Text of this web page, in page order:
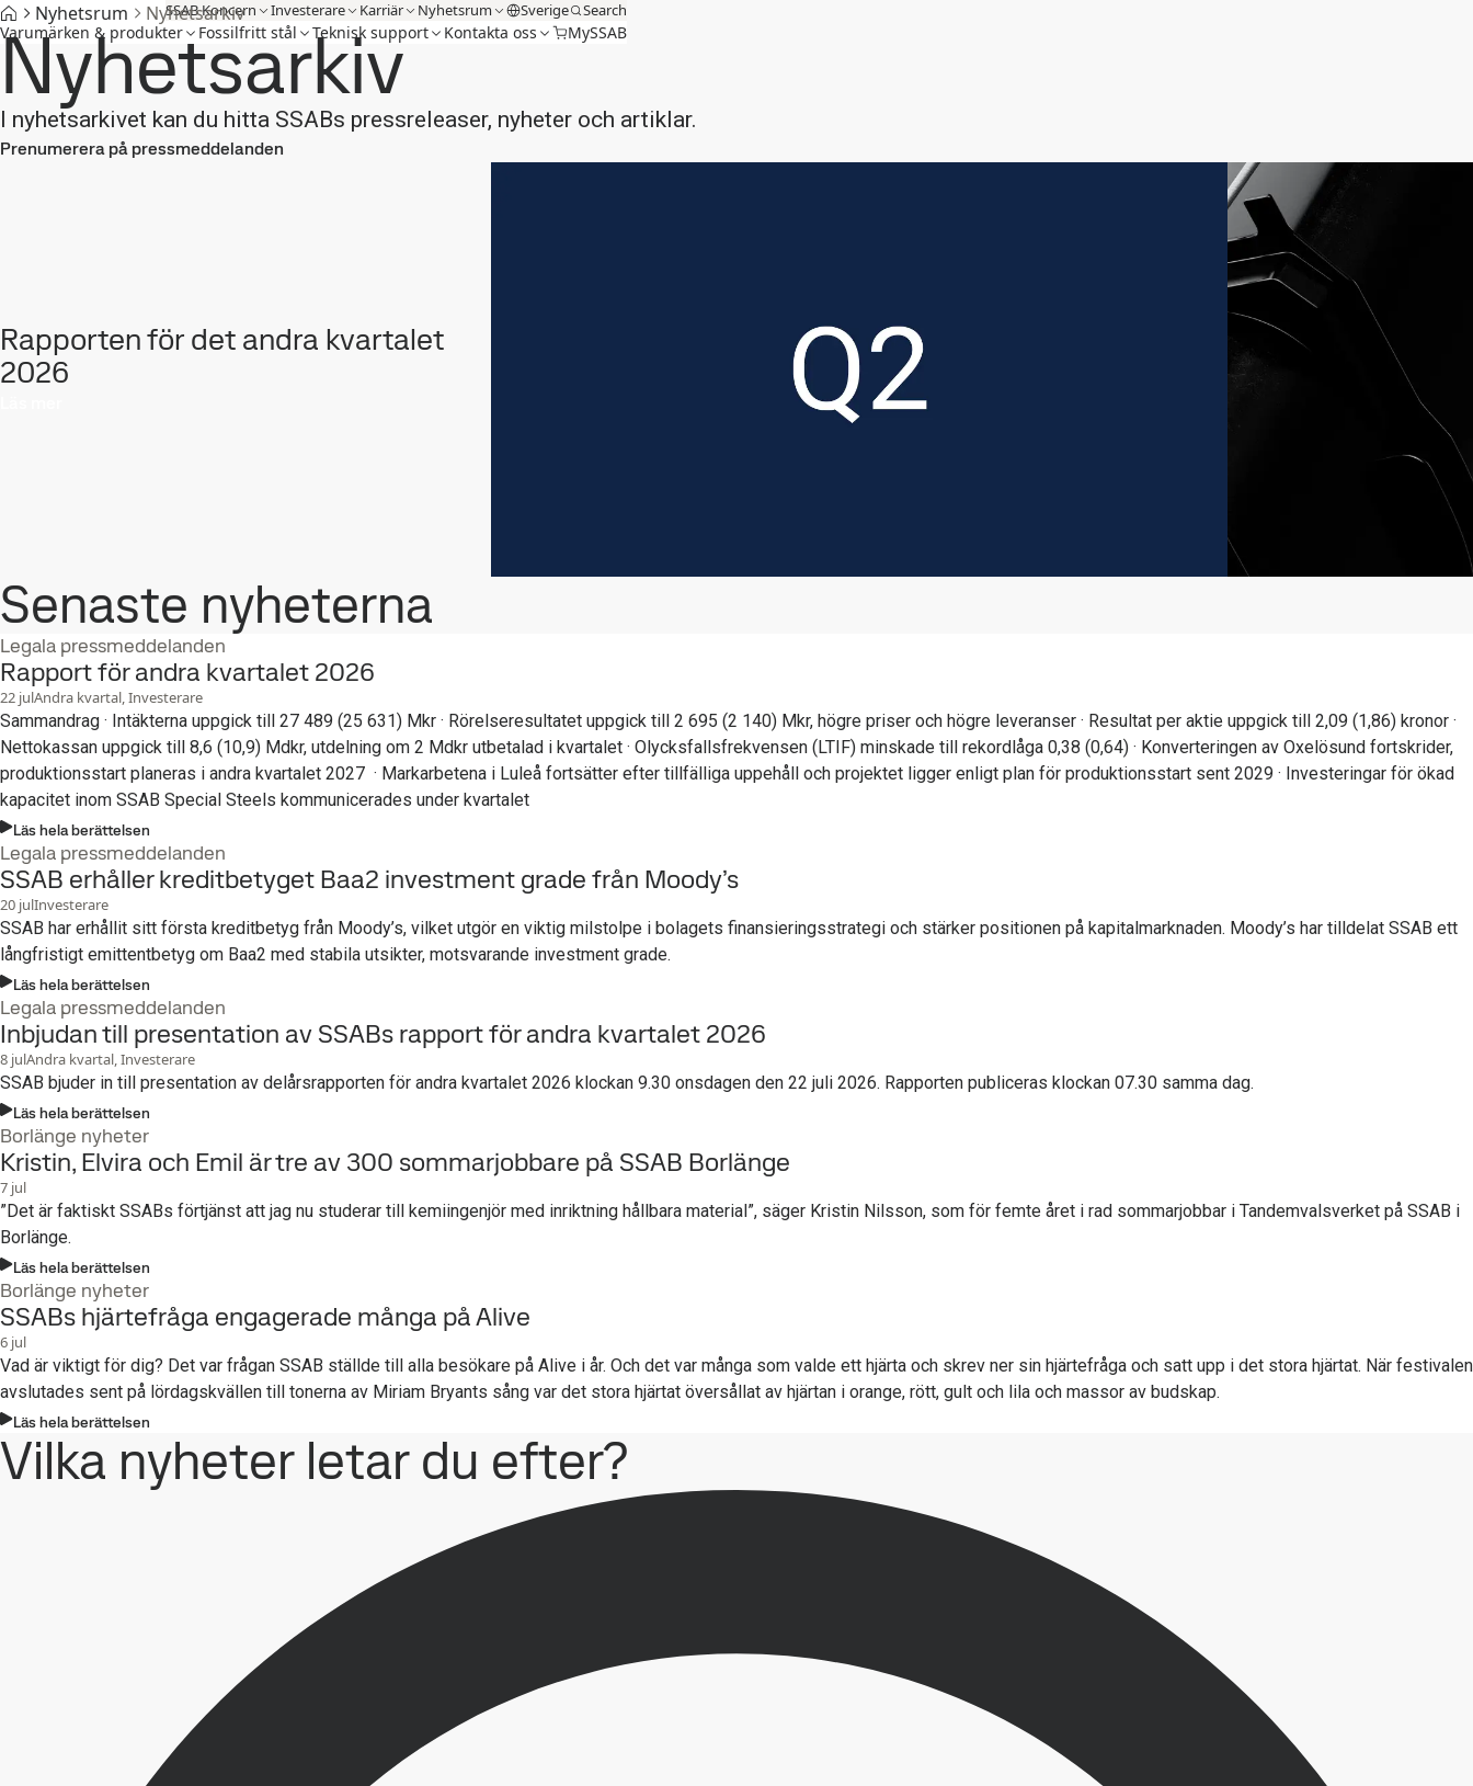
SSAB Koncern Investerare Karriär Nyhetsrum Sverige Search
Varumärken & produkter Fossilfritt stål Teknisk support Kontakta oss MySSAB
Nyhetsrum Nyhetsarkiv
Nyhetsarkiv
I nyhetsarkivet kan du hitta SSABs pressreleaser, nyheter och artiklar.
Prenumerera på pressmeddelanden
Rapporten för det andra kvartalet
2026
Senaste nyheterna
Legala pressmeddelanden
Rapport för andra kvartalet 2026
22 julAndra kvartal, Investerare
Sammandrag · Intäkterna uppgick till 27 489 (25 631) Mkr · Rörelseresultatet uppgick till 2 695 (2 140) Mkr, högre priser och högre leveranser · Resultat per aktie uppgick till 2,09 (1,86) kronor ·
Nettokassan uppgick till 8,6 (10,9) Mdkr, utdelning om 2 Mdkr utbetalad i kvartalet · Olycksfallsfrekvensen (LTIF) minskade till rekordlåga 0,38 (0,64) · Konverteringen av Oxelösund fortskrider,
produktionsstart planeras i andra kvartalet 2027 · Markarbetena i Luleå fortsätter efter tillfälliga uppehåll och projektet ligger enligt plan för produktionsstart sent 2029 · Investeringar för ökad
kapacitet inom SSAB Special Steels kommunicerades under kvartalet
Läs hela berättelsen
Legala pressmeddelanden
SSAB erhåller kreditbetyget Baa2 investment grade från Moody’s
20 julInvesterare
SSAB har erhållit sitt första kreditbetyg från Moody’s, vilket utgör en viktig milstolpe i bolagets finansieringsstrategi och stärker positionen på kapitalmarknaden. Moody’s har tilldelat SSAB ett
långfristigt emittentbetyg om Baa2 med stabila utsikter, motsvarande investment grade.
Läs hela berättelsen
Legala pressmeddelanden
Inbjudan till presentation av SSABs rapport för andra kvartalet 2026
8 julAndra kvartal, Investerare
SSAB bjuder in till presentation av delårsrapporten för andra kvartalet 2026 klockan 9.30 onsdagen den 22 juli 2026. Rapporten publiceras klockan 07.30 samma dag.
Läs hela berättelsen
Borlänge nyheter
Kristin, Elvira och Emil är tre av 300 sommarjobbare på SSAB Borlänge
7 jul
”Det är faktiskt SSABs förtjänst att jag nu studerar till kemiingenjör med inriktning hållbara material”, säger Kristin Nilsson, som för femte året i rad sommarjobbar i Tandemvalsverket på SSAB i
Borlänge.
Läs hela berättelsen
Borlänge nyheter
SSABs hjärtefråga engagerade många på Alive
6 jul
Vad är viktigt för dig? Det var frågan SSAB ställde till alla besökare på Alive i år. Och det var många som valde ett hjärta och skrev ner sin hjärtefråga och satt upp i det stora hjärtat. När festivalen
avslutades sent på lördagskvällen till tonerna av Miriam Bryants sång var det stora hjärtat översållat av hjärtan i orange, rött, gult och lila och massor av budskap.
Läs hela berättelsen
Vilka nyheter letar du efter?